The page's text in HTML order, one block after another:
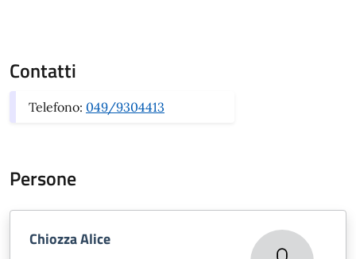
Contatti
Telefono: 049/9304413
Persone
Chiozza Alice